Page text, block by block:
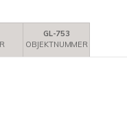
GL-753
OBJEKTNUMMER